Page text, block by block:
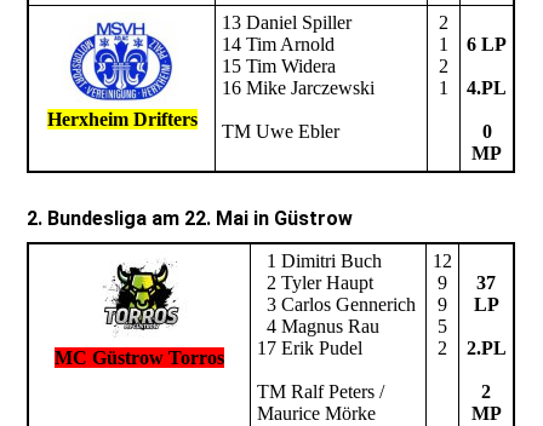
Herxheim Drifters
13 Daniel Spiller
14 Tim Arnold
15 Tim Widera
16 Mike Jarczewski
TM Uwe Ebler
2
1
2
1
6 LP
4.PL
0
MP
2. Bundesliga am 22. Mai in Güstrow
MC Güstrow Torros
1 Dimitri Buch
2 Tyler Haupt
3 Carlos Gennerich
4 Magnus Rau
17 Erik Pudel
TM Ralf Peters /
Maurice Mörke
12
9
9
5
2
37
LP
2.PL
2
MP